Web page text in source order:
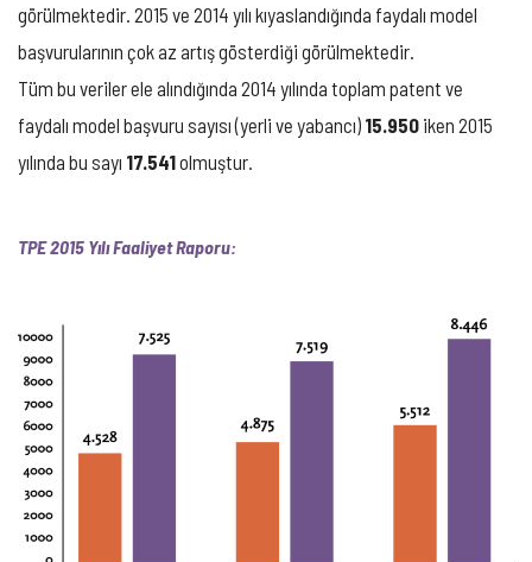
görülmektedir. 2015 ve 2014 yılı kıyaslandığında faydalı model
başvurularının çok az artış gösterdiği görülmektedir.
Tüm bu veriler ele alındığında 2014 yılında toplam patent ve
faydalı model başvuru sayısı (yerli ve yabancı) 15.950 iken 2015
yılında bu sayı 17.541olmuştur.
TPE 2015 Yılı Faaliyet Raporu: